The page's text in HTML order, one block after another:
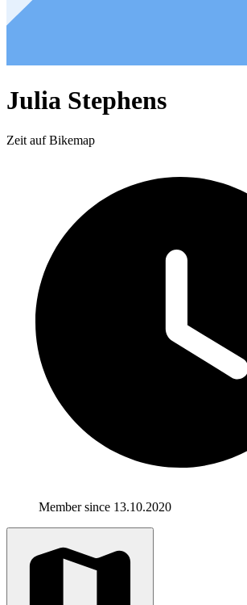
Julia Stephens
Zeit auf Bikemap
Member since 13.10.2020